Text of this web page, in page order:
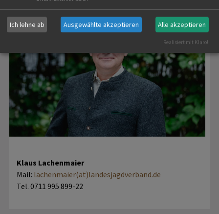
Klaus Lachenmaier
Mail: lachenmaier(at)landesjagdverband.de
Tel. 0711 995 899-22
Ich lehne ab Ausgewählte akzeptieren Alle akzeptieren
Realisiert mit Klaro!